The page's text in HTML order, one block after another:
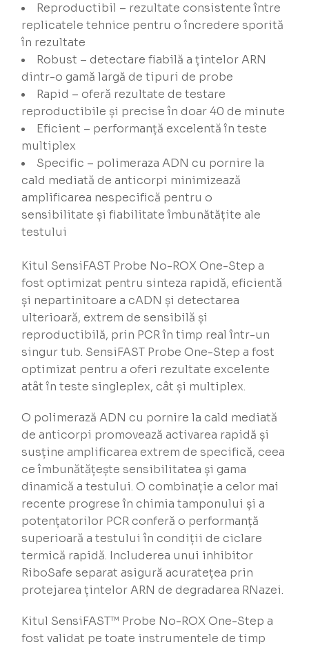
Reproductibil – rezultate consistente între
replicatele tehnice pentru o încredere sporită
în rezultate
Robust – detectare fiabilă a țintelor ARN
dintr-o gamă largă de tipuri de probe
Rapid – oferă rezultate de testare
reproductibile și precise în doar 40 de minute
Eficient – performanță excelentă în teste
multiplex
Specific – polimeraza ADN cu pornire la
cald mediată de anticorpi minimizează
amplificarea nespecifică pentru o
sensibilitate și fiabilitate îmbunătățite ale
testului
Kitul SensiFAST Probe No-ROX One-Step a
fost optimizat pentru sinteza rapidă, eficientă
și nepartinitoare a cADN și detectarea
ulterioară, extrem de sensibilă și
reproductibilă, prin PCR în timp real într-un
singur tub. SensiFAST Probe One-Step a fost
optimizat pentru a oferi rezultate excelente
atât în teste singleplex, cât și multiplex.
O polimerază ADN cu pornire la cald mediată
de anticorpi promovează activarea rapidă și
susține amplificarea extrem de specifică, ceea
ce îmbunătățește sensibilitatea și gama
dinamică a testului. O combinație a celor mai
recente progrese în chimia tamponului și a
potențatorilor PCR conferă o performanță
superioară a testului în condiții de ciclare
termică rapidă. Includerea unui inhibitor
RiboSafe separat asigură acuratețea prin
protejarea țintelor ARN de degradarea RNazei.
Kitul SensiFAST™ Probe No-ROX One-Step a
fost validat pe toate instrumentele de timp